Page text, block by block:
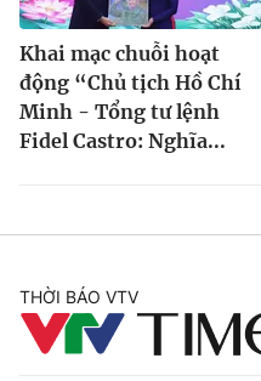
Khai mạc chuỗi hoạt
động “Chủ tịch Hồ Chí
Minh - Tổng tư lệnh
Fidel Castro: Nghĩa...
THỜI BÁO VTV